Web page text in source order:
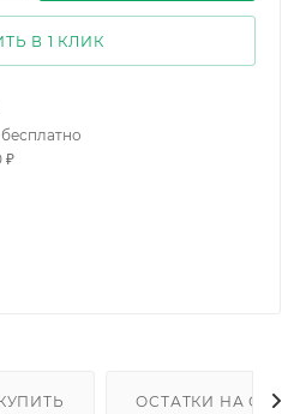
В 1 КЛИК
₽
ОСТАТКИ НА